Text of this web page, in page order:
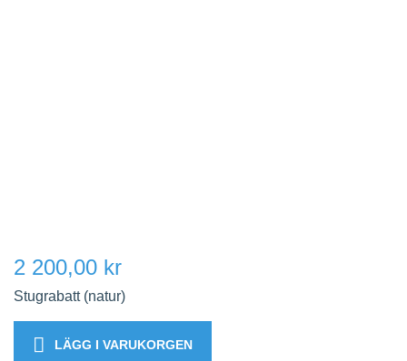
2 200,00 kr
Stugrabatt (natur)
LÄGG I VARUKORGEN